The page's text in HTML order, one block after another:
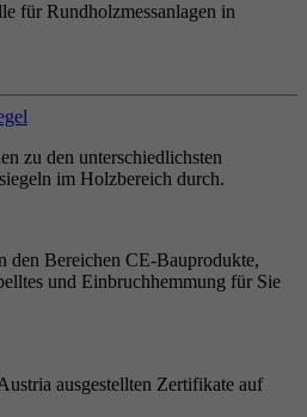
für Rundholzmessanlagen in
zu den unterschiedlichsten
im Holzbereich durch.
den Bereichen CE-Bauprodukte,
und Einbruchhemmung für Sie
ausgestellten Zertifikate auf